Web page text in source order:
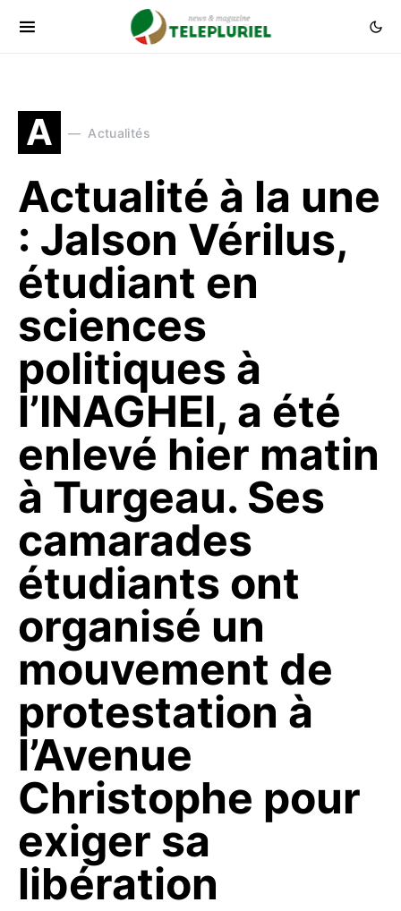
A Actualités
Actualité à la une
: Jalson Vérilus,
étudiant en
sciences
politiques à
l’INAGHEI, a été
enlevé hier matin
à Turgeau. Ses
camarades
étudiants ont
organisé un
mouvement de
protestation à
l’Avenue
Christophe pour
exiger sa
libération